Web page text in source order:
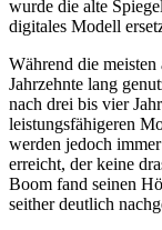
wurde die alte
digitales Modell
Während die meisten
Jahrzehnte lang
nach drei bis vier
leistungsfähigeren
werden jedoch
erreicht, der keine
Boom fand seinen
seither deutlich